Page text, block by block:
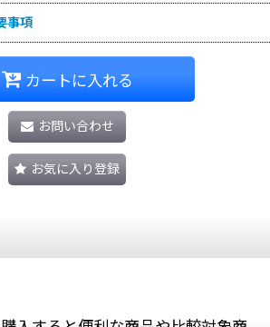
事項
カートに入れる
お問い合わせ
お気に入り登録